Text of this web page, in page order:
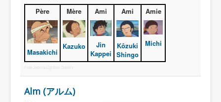
Fanservice
Générique
Protagoniste
Père
Masakichi
Mère
Kazuko
Ami
Jin
Kappei
Ami
Kôzuki
Shingo
Amie
Michi
Alm (アルム)